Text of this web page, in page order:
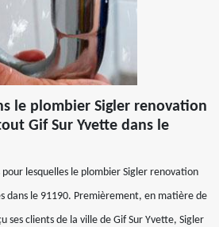
le plombier Sigler renovation
Gif Sur Yvette dans le
pour lesquelles le plombier Sigler renovation
dans le 91190. Premièrement, en matière de
ses clients de la ville de Gif Sur Yvette, Sigler